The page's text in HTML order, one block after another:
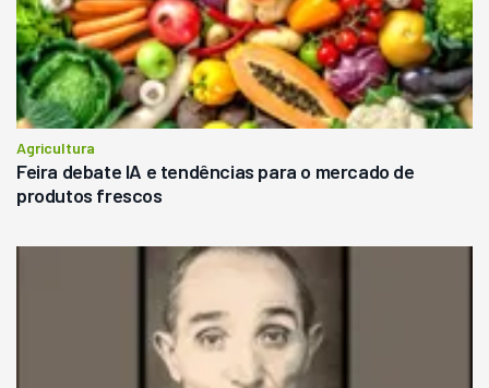
Agricultura
Feira debate IA e tendências para o mercado de
produtos frescos